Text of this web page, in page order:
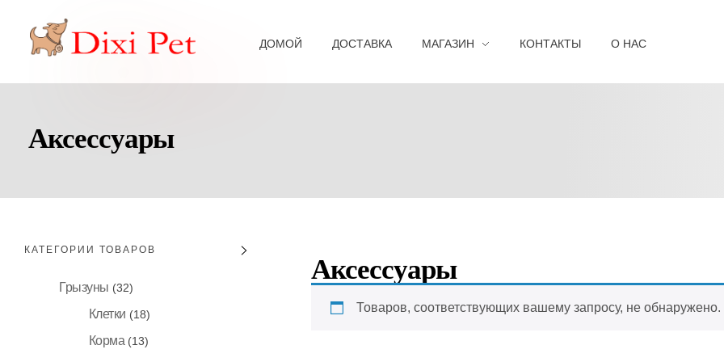
ДОМОЙ ДОСТАВКА МАГАЗИН КОНТАКТЫ О НАС
Аксессуары
Аксессуары
Товаров, соответствующих вашему запросу, не обнаружено.
КАТЕГОРИИ ТОВАРОВ
Грызуны (32)
Клетки (18)
Корма (13)